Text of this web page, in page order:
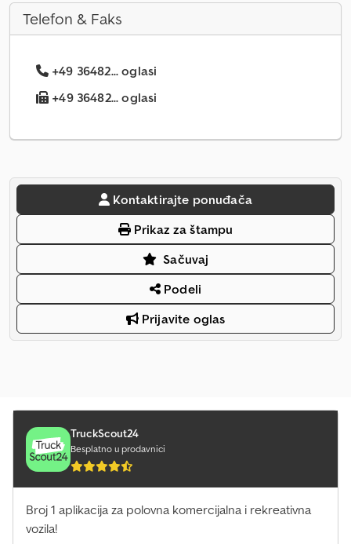
Telefon & Faks
+49 36482... oglasi
+49 36482... oglasi
Kontaktirajte ponuđača
Prikaz za štampu
Sačuvaj
Podeli
Prijavite oglas
TruckScout24
Besplatno u prodavnici
Broj 1 aplikacija za polovna komercijalna i rekreativna
vozila!